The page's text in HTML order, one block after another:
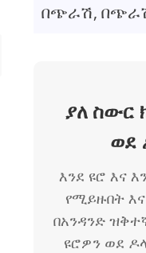
በጭራሽ,
ያለ ስውር
ወደ
እንደ ዩሮ እና
የሚይዙበት
በአንዳንድ
ዩሮዎን ወደ